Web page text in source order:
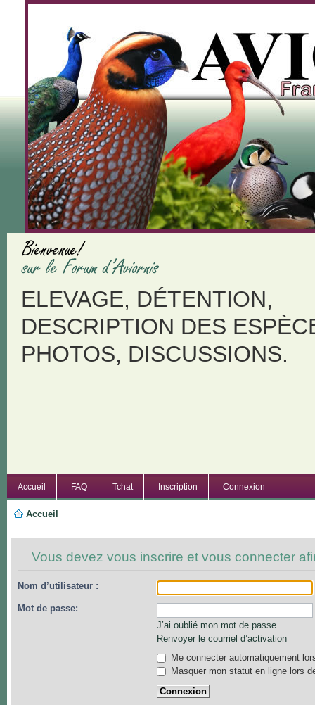
ELEVAGE, DÉTENTION,
DESCRIPTION DES
PHOTOS, DISCUSSIONS.
Accueil FAQ Tchat Inscription Connexion
Accueil
Vous devez vous inscrire et vous connecter
Nom d’utilisateur :
Mot de passe:
J’ai oublié mon mot de passe
Renvoyer le courriel d’activation
Me connecter automatiquement
Masquer mon statut en ligne lors